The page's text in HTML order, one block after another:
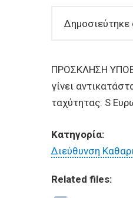
Δημοσιεύτηκε
ΠΡΟΣΚΛΗΣΗ
γίνει
ταχύτητας: S
Κατηγορία:
Διεύθυνση
Related files: